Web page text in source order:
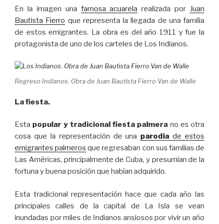
En la imagen una famosa acuarela realizada por Juan
Bautista Fierro que representa la llegada de una familia
de estos emigrantes. La obra es del año 1911 y fue la
protagonista de uno de los carteles de Los Indianos.
Regreso Indianos. Obra de Juan Bautista Fierro Van de Walle
La fiesta.
Esta popular y tradicional fiesta palmera no es otra
cosa que la representación de una parodiade estos
emigrantes palmeros que regresaban con sus familias de
Las Américas, principalmente de Cuba, y presumían de la
fortuna y buena posición que habían adquirido.
Esta tradicional representación hace que cada año las
principales calles de la capital de La Isla se vean
inundadas por miles de Indianos ansiosos por vivir un año